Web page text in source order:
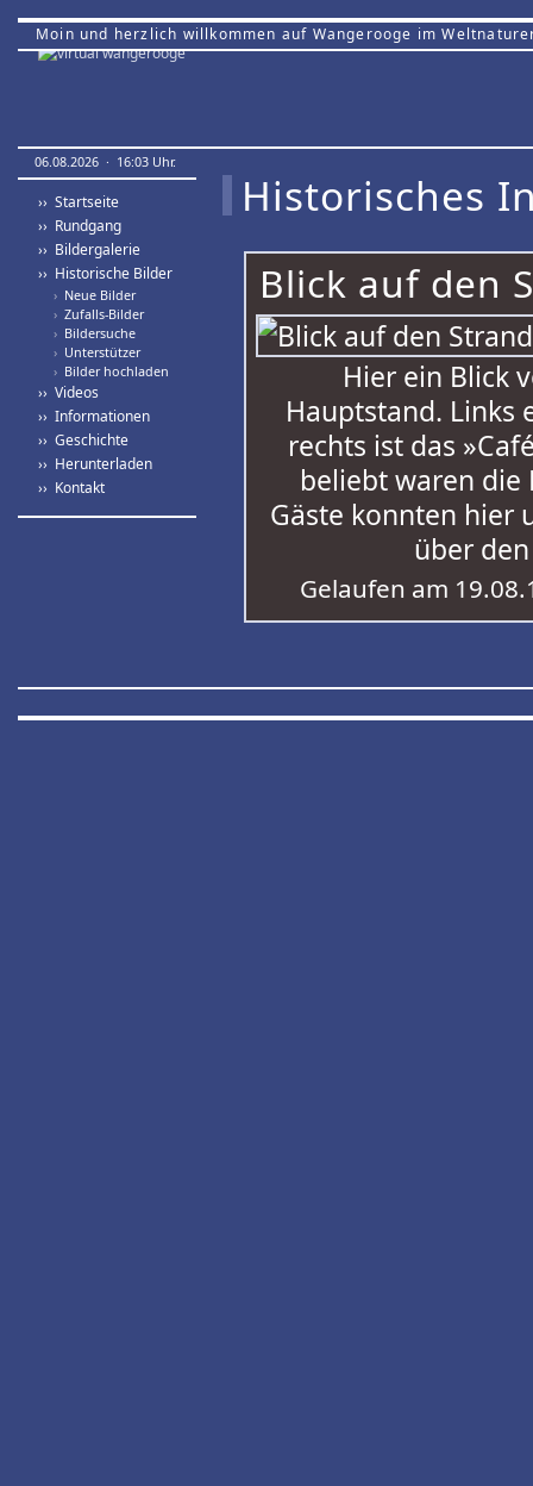
Moin und herzlich willkommen auf Wangerooge im
06.08.2026 · 16:03 Uhr.
›› Startseite
›› Rundgang
›› Bildergalerie
›› Historische Bilder
› Neue Bilder
› Zufalls-Bilder
› Bildersuche
› Unterstützer
› Bilder hochladen
›› Videos
›› Informationen
›› Geschichte
›› Herunterladen
›› Kontakt
Historisches
Blick auf den
Hier ein Blick
Hauptstand. Links
rechts ist das
beliebt waren die
Gäste konnten hier
über
Gelaufen am